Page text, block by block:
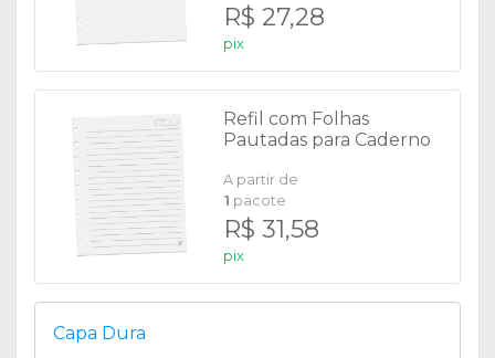
R$ 27,28
pix
Refil com Folhas
Pautadas para Caderno
A partir de
1 pacote
R$ 31,58
pix
Capa Dura